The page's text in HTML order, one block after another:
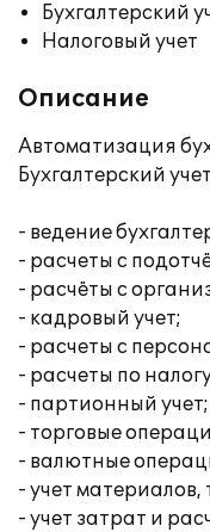
Бухгалтерский
Налоговый учет
Описание
Автоматизация
Бухгалтерский
- ведение
- расчеты с
- расчёты с
- кадровый учет;
- расчеты с
- расчеты по
- партионный учет;
- торговые
- валютные
- учет
- учет затрат и